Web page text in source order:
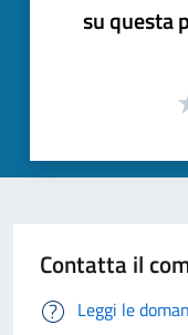
su questa
Contatta il
Leggi le